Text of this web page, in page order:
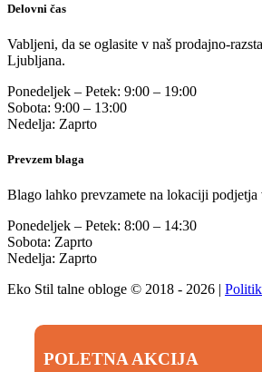
Delovni čas
Vabljeni, da se oglasite v naš prodajno-
Ljubljana.
Ponedeljek – Petek: 9:00 – 19:00
Sobota: 9:00 – 13:00
Nedelja: Zaprto
Prevzem blaga
Blago lahko prevzamete na lokaciji
Ponedeljek – Petek: 8:00 – 14:30
Sobota: Zaprto
Nedelja: Zaprto
Eko Stil talne obloge © 2018 - 2026 |
POLETNA AKCIJA